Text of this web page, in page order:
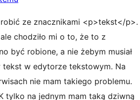
ze znacznikami <p>tekst</p>.
chodziło mi o to, że to z
być robione, a nie żebym musiał
w edytorze tekstowym. Na
nie mam takiego problemu.
tylko na jednym mam taką dziwną